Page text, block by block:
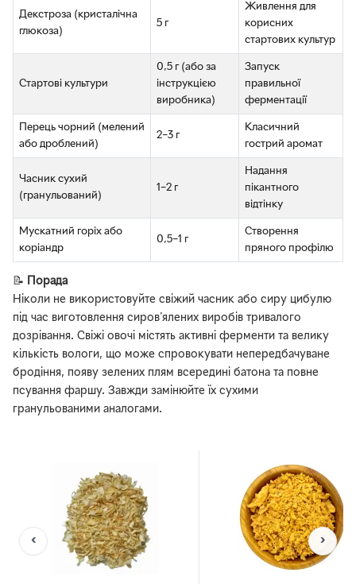
Декстроза (кристалічна
глюкоза)
5 г
Живлення для
корисних
стартових культур
Стартові культури
0,5 г (або за
інструкцією
виробника)
Запуск
правильної
ферментації
Перець чорний (мелений
або дроблений)
2–3 г
Класичний
гострий аромат
Часник сухий
(гранульований)
1–2 г
Надання
пікантного
відтінку
Мускатний горіх або
коріандр
0,5–1 г
Створення
пряного профілю
📝
Порада
Ніколи не використовуйте свіжий часник або сиру цибулю
під час виготовлення сиров'ялених виробів тривалого
дозрівання. Свіжі овочі містять активні ферменти та велику
кількість вологи, що може спровокувати непередбачуване
бродіння, появу зелених плям всередині батона та повне
псування фаршу. Завжди замінюйте їх сухими
гранульованими аналогами.
‹ ›